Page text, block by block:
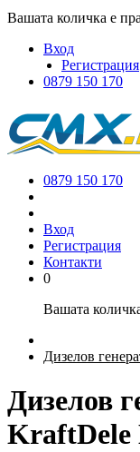
Вашата количка е
Вход
Регистрация
0879 150 170
0879 150 170
Вход
Регистрация
Контакти
0
Вашата
Дизелов
Дизелов
KraftDele